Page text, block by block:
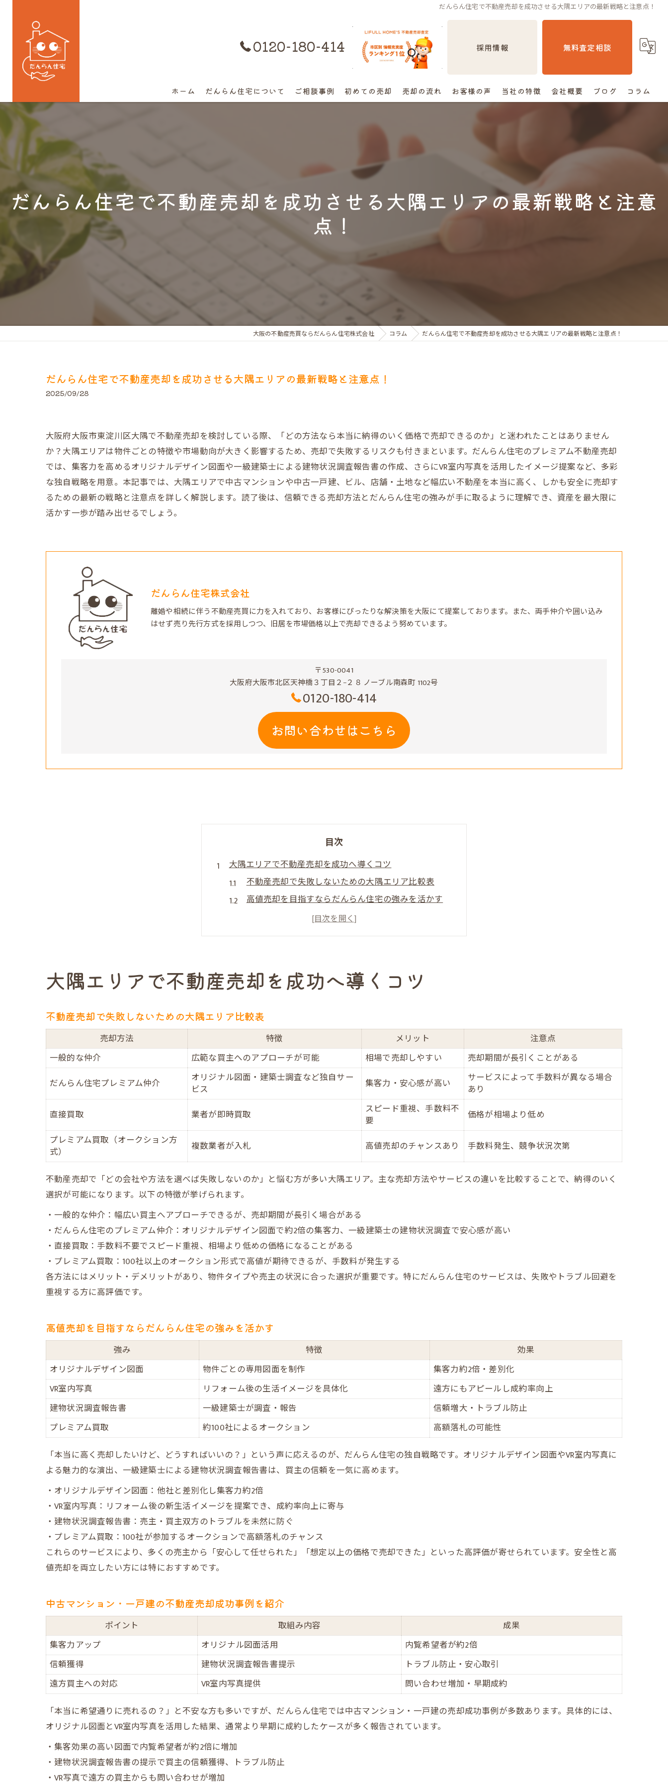
だんらん住宅で不動産売却を成功させる大隅エリアの最新戦略と注意点！
0120-180-414 購入はコチラ 採用情報 無料査定相談
ホーム だんらん住宅について ご相談事例
離婚不動産の売却相談
高額早期売却の相談
終活売却の相談
空き家の相談
マンショントラブルでの買替え相談
初めての売却 売却の流れ お客様の声 当社の特徴
住み替え
会社概要 ブログ コラム
だんらん住宅で不動産売却を成功させる大隅エリアの最新戦略と注意
点！
大阪の不動産売買ならだんらん住宅株式会社 コラム だんらん住宅で不動産売却を成功させる大隅エリアの最新戦略と注意点！
だんらん住宅で不動産売却を成功させる大隅エリアの最新戦略と注意点！
2025/09/28
大阪府大阪市東淀川区大隅で不動産売却を検討している際、「どの方法なら本当に納得のいく価格で売却できるのか」と迷われたことはありません
か？大隅エリアは物件ごとの特徴や市場動向が大きく影響するため、売却で失敗するリスクも付きまといます。だんらん住宅のプレミアム不動産売却
では、集客力を高めるオリジナルデザイン図面や一級建築士による建物状況調査報告書の作成、さらにVR室内写真を活用したイメージ提案など、多彩
な独自戦略を用意。本記事では、大隅エリアで中古マンションや中古一戸建、ビル、店舗・土地など幅広い不動産を本当に高く、しかも安全に売却す
るための最新の戦略と注意点を詳しく解説します。読了後は、信頼できる売却方法とだんらん住宅の強みが手に取るように理解でき、資産を最大限に
活かす一歩が踏み出せるでしょう。
だんらん住宅株式会社
離婚や相続に伴う不動産売買に力を入れており、お客様にぴったりな解決策を大阪にて提案しております。また、両手仲介や囲い込み
はせず売り先行方式を採用しつつ、旧居を市場価格以上で売却できるよう努めています。
〒530-0041
大阪府大阪市北区天神橋３丁目２−２８ ノーブル南森町 1102号
0120-180-414
お問い合わせはこちら
目次
大隅エリアで不動産売却を成功へ導くコツ
不動産売却で失敗しないための大隅エリア比較表
高値売却を目指すならだんらん住宅の強みを活かす
中古マンション・一戸建の不動産売却成功事例を紹介
大隅エリアの市場動向から見る売却タイミング
だんらん住宅が叶える高値売却の秘訣とは
オリジナル図面とVR活用で不動産売却力を強化
不動産売却の集客力比較！だんらん住宅の実力表
直接買取とプレミアム買取の違いを徹底解説
売却成功者の声から学ぶ不動産売却のヒント
不動産売却なら大隅で注目の最新戦略を解説
だんらん住宅のプレミアム不動産売却サービス一覧
VR室内写真が売却価格に与える影響とは
高く売るためのオークション型買取のポイント
不動産売却の最新動向と成功のコツを押さえる
離婚・相続・空家の不動産売却事例を徹底比較
信頼と安心を得る大隅の売却ノウハウ徹底解説
建物状況調査報告書が不動産売却で活きる場面
大隅エリアの不動産売却で頼れるサポート内容比較
不動産売却時のトラブルを未然に防ぐ秘訣
口コミ・評判で選ぶべき不動産売却の理由
高く売るために知るべき不動産売却のポイント
売却時に役立つ付加価値サービスの活用法
不動産会社の選び方で売却価格が変わる理由
査定依頼時に押さえるべきチェックリスト
だんらん住宅独自のプレミアム売却手法を公開
プレミアム売却と一般売却の違いを一覧で比較
一級建築士調査が付加価値となる理由
不動産売却の集客力を高める工夫とは
だんらん住宅のオークション買取の流れ
VRイメージ提案がもたらす売却効果を解説
大隅エリアで不動産売却を成功へ導くコツ
不動産売却で失敗しないための大隅エリア比較表
売却方法 特徴 メリット
注意点
一般的な仲介
広範な買主へのアプローチが可能 相場で売却しやすい
売却期間が長引くことがある
だんらん住宅プレミアム仲介
オリジナル図面・建築士調査など独自サー
ビス
集客力・安心感が高い
サービスによって手数料が異なる場合
あり
直接買取
業者が即時買取
スピード重視、手数料不
要
価格が相場より低め
プレミアム買取（オークション方
式）
複数業者が入札 高値売却のチャンスあり 手数料発生、競争状況次第
不動産売却で「どの会社や方法を選べば失敗しないのか」と悩む方が多い大隅エリア。主な売却方法やサービスの違いを比較することで、納得のいく
選択が可能になります。以下の特徴が挙げられます。
・一般的な仲介：幅広い買主へアプローチできるが、売却期間が長引く場合がある
・だんらん住宅のプレミアム仲介：オリジナルデザイン図面で約2倍の集客力、一級建築士の建物状況調査で安心感が高い
・直接買取：手数料不要でスピード重視、相場より低めの価格になることがある
・プレミアム買取：100社以上のオークション形式で高値が期待できるが、手数料が発生する
各方法にはメリット・デメリットがあり、物件タイプや売主の状況に合った選択が重要です。特にだんらん住宅のサービスは、失敗やトラブル回避を
重視する方に高評価です。
高値売却を目指すならだんらん住宅の強みを活かす
強み 特徴
効果
オリジナルデザイン図面
物件ごとの専用図面を制作
集客力約2倍・差別化
VR室内写真
リフォーム後の生活イメージを具体化
遠方にもアピールし成約率向上
建物状況調査報告書
一級建築士が調査・報告
信頼増大・トラブル防止
プレミアム買取
約100社によるオークション
高額落札の可能性
「本当に高く売却したいけど、どうすればいいの？」という声に応えるのが、だんらん住宅の独自戦略です。オリジナルデザイン図面やVR室内写真に
よる魅力的な演出、一級建築士による建物状況調査報告書は、買主の信頼を一気に高めます。
・オリジナルデザイン図面：他社と差別化し集客力約2倍
・VR室内写真：リフォーム後の新生活イメージを提案でき、成約率向上に寄与
・建物状況調査報告書：売主・買主双方のトラブルを未然に防ぐ
・プレミアム買取：100社が参加するオークションで高額落札のチャンス
これらのサービスにより、多くの売主から「安心して任せられた」「想定以上の価格で売却できた」といった高評価が寄せられています。安全性と高
値売却を両立したい方には特におすすめです。
中古マンション・一戸建の不動産売却成功事例を紹介
ポイント 取組み内容
成果
集客力アップ
オリジナル図面活用
内覧希望者が約2倍
信頼獲得
建物状況調査報告書提示
トラブル防止・安心取引
遠方買主への対応
VR室内写真提供
問い合わせ増加・早期成約
「本当に希望通りに売れるの？」と不安な方も多いですが、だんらん住宅では中古マンション・一戸建の売却成功事例が多数あります。具体的には、
オリジナル図面とVR室内写真を活用した結果、通常より早期に成約したケースが多く報告されています。
・集客効果の高い図面で内覧希望者が約2倍に増加
・建物状況調査報告書の提示で買主の信頼獲得、トラブル防止
・VR写真で遠方の買主からも問い合わせが増加